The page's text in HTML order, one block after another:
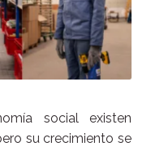
social existen
su crecimiento se